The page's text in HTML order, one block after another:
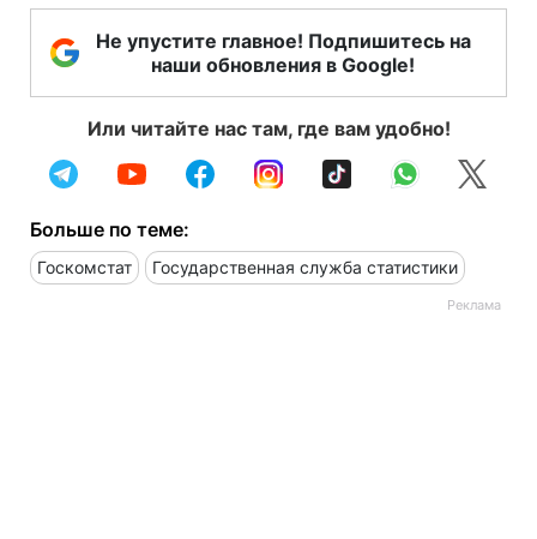
Не упустите главное! Подпишитесь на
наши обновления в Google!
Или читайте нас там, где вам удобно!
Больше по теме:
Госкомстат Государственная служба статистики